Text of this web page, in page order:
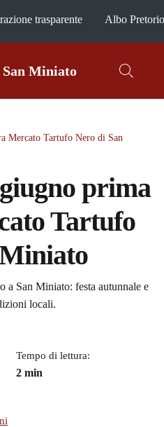
trasparente Albo Pretorio
San Miniato
Mercato Tartufo Nero di San
prima
Tartufo
a San Miniato: festa autunnale e
locali.
Tempo di lettura:
2 min